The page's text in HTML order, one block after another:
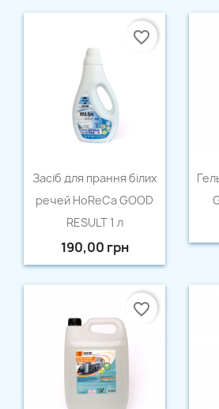
 Швидкий перегляд
Засіб для прання білих
речей HoReCa GOOD
RESULT 1 л
190,00 грн
favorite_border

favorite_border
Створити